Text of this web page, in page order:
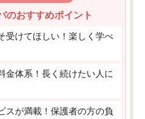
のおすすめポイント
受けてほしい！楽しく学べ
金体系！長く続けたい人に
スが満載！保護者の方の負